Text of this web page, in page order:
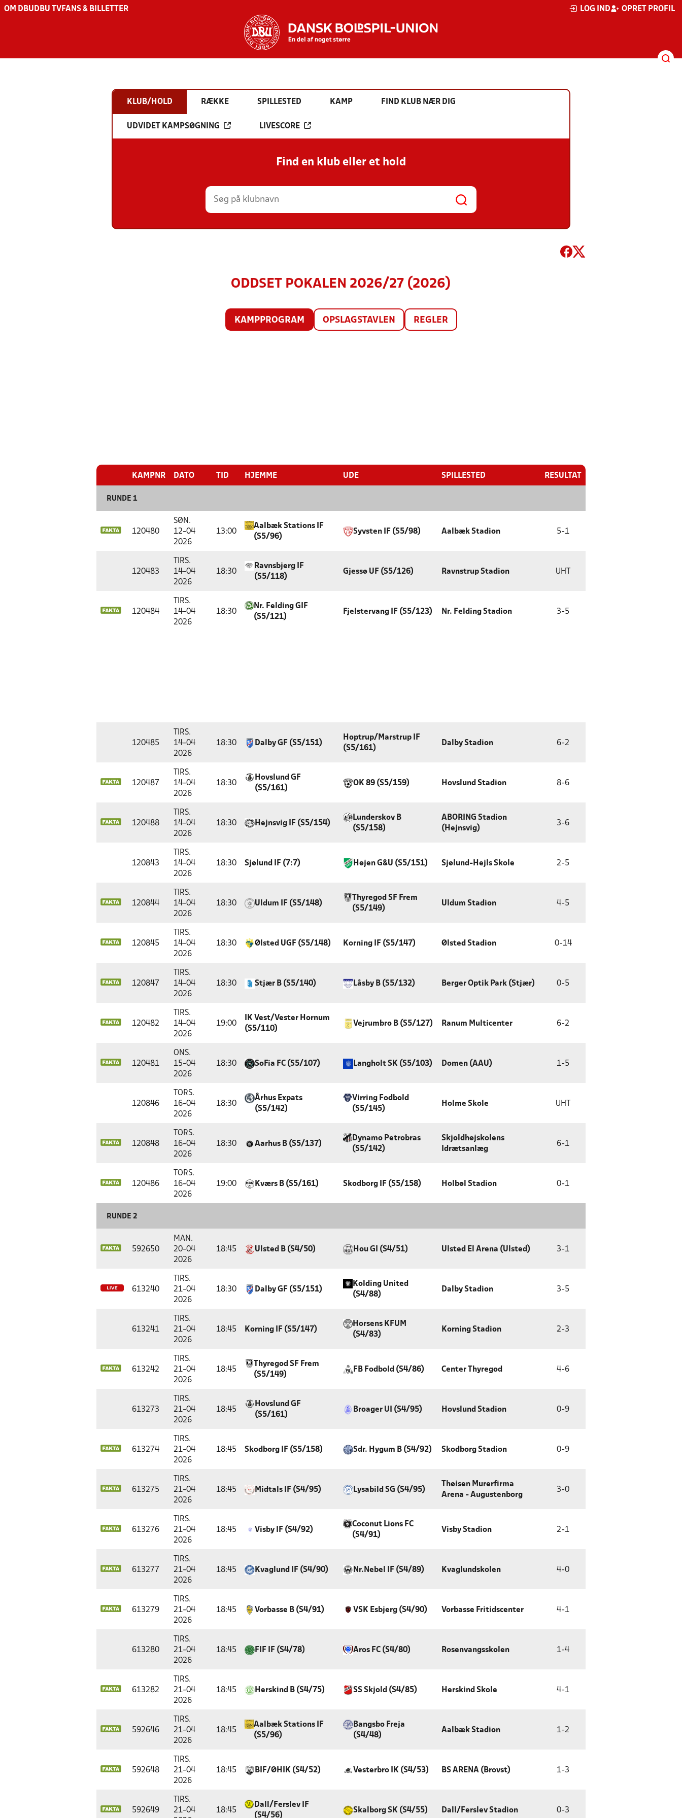
OM DBU DBU TV FANS & BILLETTER LOG IND OPRET PROFIL
KLUB/HOLD RÆKKE SPILLESTED KAMP FIND KLUB NÆR DIG
UDVIDET KAMPSØGNING LIVESCORE
Find en klub eller et hold
ODDSET POKALEN 2026/27 (2026)
KAMPPROGRAM OPSLAGSTAVLEN REGLER
KAMPNR DATO TID HJEMME UDE SPILLESTED RESULTAT
RUNDE 1
120480
SØN.
12-04
2026
13:00
Aalbæk Stations IF
(S5/96)
Syvsten IF (S5/98) Aalbæk Stadion 5-1
120483
TIRS.
14-04
2026
18:30
Ravnsbjerg IF
(S5/118)
Gjessø UF (S5/126) Ravnstrup Stadion UHT
120484
TIRS.
14-04
2026
18:30
Nr. Felding GIF
(S5/121)
Fjelstervang IF (S5/123) Nr. Felding Stadion 3-5
120485
TIRS.
14-04
2026
18:30 Dalby GF (S5/151)
Hoptrup/Marstrup IF
(S5/161)
Dalby Stadion 6-2
120487
TIRS.
14-04
2026
18:30
Hovslund GF
(S5/161)
OK 89 (S5/159) Hovslund Stadion 8-6
120488
TIRS.
14-04
2026
18:30 Hejnsvig IF (S5/154)
Lunderskov B
(S5/158)
ABORING Stadion
(Hejnsvig)
3-6
120843
TIRS.
14-04
2026
18:30 Sjølund IF (7:7) Højen G&U (S5/151) Sjølund-Hejls Skole 2-5
120844
TIRS.
14-04
2026
18:30 Uldum IF (S5/148)
Thyregod SF Frem
(S5/149)
Uldum Stadion 4-5
120845
TIRS.
14-04
2026
18:30 Ølsted UGF (S5/148) Korning IF (S5/147) Ølsted Stadion 0-14
120847
TIRS.
14-04
2026
18:30 Stjær B (S5/140) Låsby B (S5/132) Berger Optik Park (Stjær) 0-5
120482
TIRS.
14-04
2026
19:00
IK Vest/Vester Hornum
(S5/110)
Vejrumbro B (S5/127) Ranum Multicenter 6-2
120481
ONS.
15-04
2026
18:30 SoFia FC (S5/107) Langholt SK (S5/103) Domen (AAU) 1-5
120846
TORS.
16-04
2026
18:30
Århus Expats
(S5/142)
Virring Fodbold
(S5/145)
Holme Skole UHT
120848
TORS.
16-04
2026
18:30 Aarhus B (S5/137)
Dynamo Petrobras
(S5/142)
Skjoldhøjskolens
Idrætsanlæg
6-1
120486
TORS.
16-04
2026
19:00 Kværs B (S5/161) Skodborg IF (S5/158) Holbøl Stadion 0-1
RUNDE 2
592650
MAN.
20-04
2026
18:45 Ulsted B (S4/50) Hou GI (S4/51) Ulsted El Arena (Ulsted) 3-1
613240
TIRS.
21-04
2026
18:30 Dalby GF (S5/151)
Kolding United
(S4/88)
Dalby Stadion 3-5
613241
TIRS.
21-04
2026
18:45 Korning IF (S5/147)
Horsens KFUM
(S4/83)
Korning Stadion 2-3
613242
TIRS.
21-04
2026
18:45
Thyregod SF Frem
(S5/149)
FB Fodbold (S4/86) Center Thyregod 4-6
613273
TIRS.
21-04
2026
18:45
Hovslund GF
(S5/161)
Broager UI (S4/95) Hovslund Stadion 0-9
613274
TIRS.
21-04
2026
18:45 Skodborg IF (S5/158) Sdr. Hygum B (S4/92) Skodborg Stadion 0-9
613275
TIRS.
21-04
2026
18:45 Midtals IF (S4/95) Lysabild SG (S4/95)
Thøisen Murerfirma
Arena - Augustenborg
3-0
613276
TIRS.
21-04
2026
18:45 Visby IF (S4/92)
Coconut Lions FC
(S4/91)
Visby Stadion 2-1
613277
TIRS.
21-04
2026
18:45 Kvaglund IF (S4/90) Nr.Nebel IF (S4/89) Kvaglundskolen 4-0
613279
TIRS.
21-04
2026
18:45 Vorbasse B (S4/91) VSK Esbjerg (S4/90) Vorbasse Fritidscenter 4-1
613280
TIRS.
21-04
2026
18:45 FIF IF (S4/78) Aros FC (S4/80) Rosenvangsskolen 1-4
613282
TIRS.
21-04
2026
18:45 Herskind B (S4/75) SS Skjold (S4/85) Herskind Skole 4-1
592646
TIRS.
21-04
2026
18:45
Aalbæk Stations IF
(S5/96)
Bangsbo Freja
(S4/48)
Aalbæk Stadion 1-2
592648
TIRS.
21-04
2026
18:45 BIF/ØHIK (S4/52) Vesterbro IK (S4/53) BS ARENA (Brovst) 1-3
592649
TIRS.
21-04
18:45
Dall/Ferslev IF
(S4/56)
Skalborg SK (S4/55) Dall/Ferslev Stadion 0-3